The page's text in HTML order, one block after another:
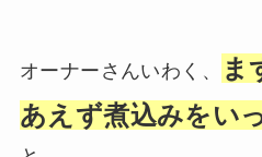
オーナーさんいわく、 ま
あえず煮込みをい